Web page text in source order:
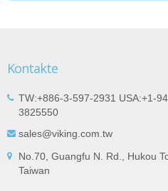
Kontakte
TW:+886-3-597-2931 USA:+1-
3825550
sales@viking.com.tw
No.70, Guangfu N. Rd., Hukou
Taiwan